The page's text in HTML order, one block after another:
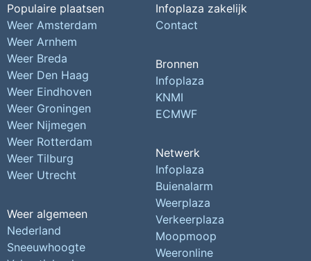
Populaire plaatsen
Weer Amsterdam
Weer Arnhem
Weer Breda
Weer Den Haag
Weer Eindhoven
Weer Groningen
Weer Nijmegen
Weer Rotterdam
Weer Tilburg
Weer Utrecht
Weer algemeen
Nederland
Sneeuwhoogte
Infoplaza zakelijk
Contact
Bronnen
Infoplaza
KNMI
ECMWF
Netwerk
Infoplaza
Buienalarm
Weerplaza
Verkeerplaza
Moopmoop
Weeronline